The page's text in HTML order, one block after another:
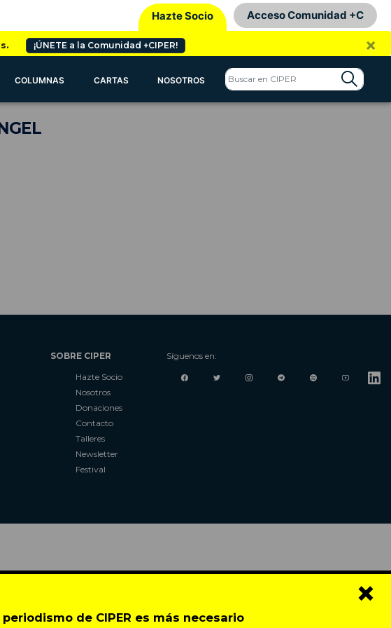
periodismo de CIPER es más necesario
×
Hazte Socio Acceso Comunidad +C
¡ÚNETE a la Comunidad +CIPER! ×
COLUMNAS CARTAS NOSOTROS
SOBRE CIPER
Hazte Socio
Nosotros
Donaciones
Contacto
Talleres
Newsletter
Festival
Síguenos en: